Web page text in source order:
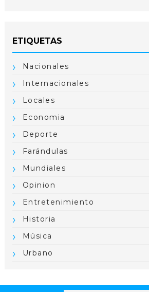
ETIQUETAS
Nacionales
Internacionales
Locales
Economia
Deporte
Farándulas
Mundiales
Opinion
Entretenimiento
Historia
Música
Urbano